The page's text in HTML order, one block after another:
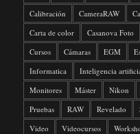
Calibración
CameraRAW
Carta de color
Casanova Foto
Cursos
Cámaras EGM
Informatica
Inteligencia
Monitores
Máster Nikon
Pruebas
RAW Revelado
Video
Videocursos